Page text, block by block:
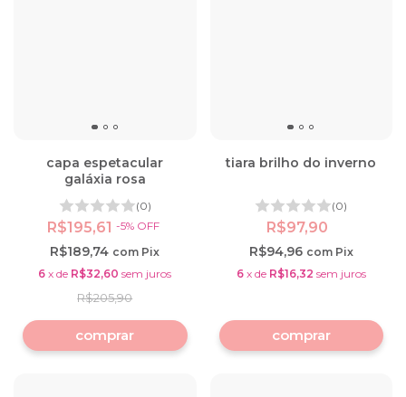
capa espetacular
galáxia rosa
(0)
R$195,61 -5% OFF
R$205,90
R$189,74 com Pix
6 xde R$32,60 sem juros
comprar
tiara brilho do inverno
(0)
R$97,90
R$94,96 com Pix
6 x de R$16,32 sem juros